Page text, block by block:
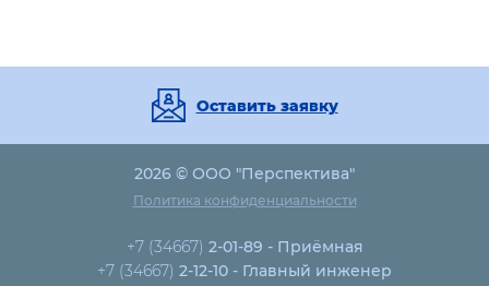
Оставить заявку
2026 © ООО "Перспектива"
Политика конфиденциальности
+7 (34667) 2-01-89 - Приёмная
+7 (34667) 2-12-10 - Главный инженер